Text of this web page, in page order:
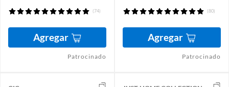
(74)
Agregar
Patrocinado
(80)
Agregar
Patrocinado